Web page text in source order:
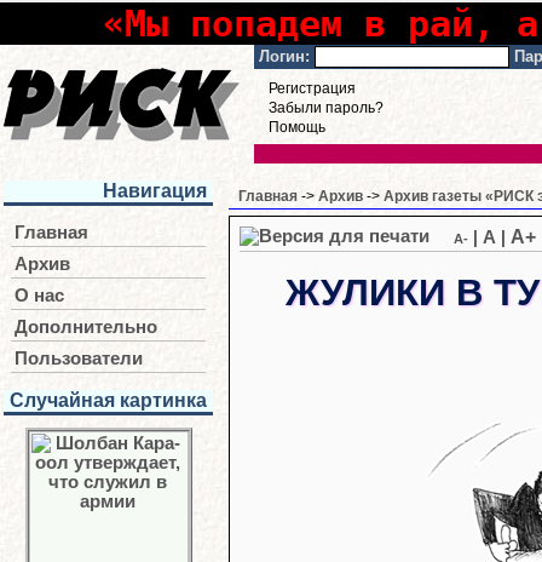
«Мы попадем в рай,
Логин:
Регистрация
Забыли пароль?
Помощь
Навигация
Главная
Архив
О нас
Дополнительно
Пользователи
Случайная картинка
Главная -> Архив -> Архив газеты «РИСК
A- A A+
ЖУЛИКИ В